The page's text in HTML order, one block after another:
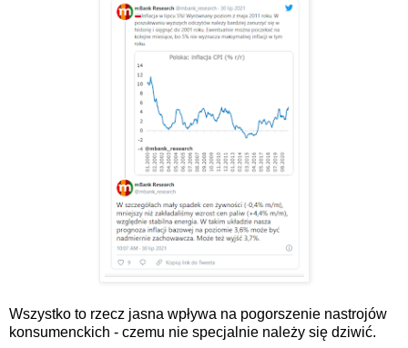
Wszystko to rzecz jasna wpływa na pogorszenie nastrojów
konsumenckich - czemu nie specjalnie należy się dziwić.